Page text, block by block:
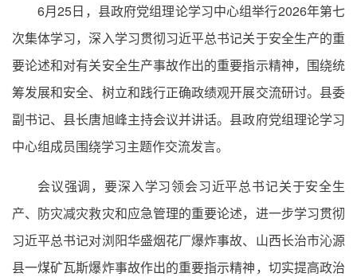
6月25日，县政府党组理论学习中心组举行2026年第七
次集体学习，深入学习贯彻习近平总书记关于安全生产的重
要论述和对有关安全生产事故作出的重要指示精神，围绕统
筹发展和安全、树立和践行正确政绩观开展交流研讨。县委
副书记、县长唐旭峰主持会议并讲话。县政府党组理论学习
中心组成员围绕学习主题作交流发言。
会议强调，要深入学习领会习近平总书记关于安全生
产、防灾减灾救灾和应急管理的重要论述，进一步学习贯彻
习近平总书记对浏阳华盛烟花厂爆炸事故、山西长治市沁源
县一煤矿瓦斯爆炸事故作出的重要指示精神，切实提高政治